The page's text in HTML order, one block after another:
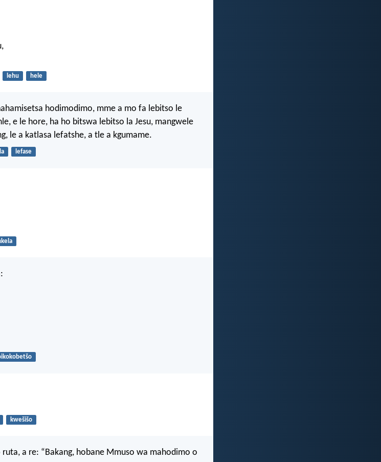
lehu hele
hodimodimo, mme a mo fa lebitso le
e le hore, ha ho bitswa lebitso la Jesu, mangwele
le a katlasa lefatshe, a tle a kgumame.
lefase
kwešišo
a re: “Bakang, hobane Mmuso wa mahodimo o